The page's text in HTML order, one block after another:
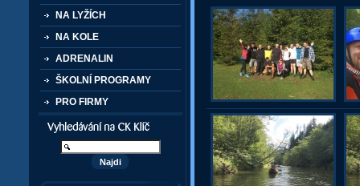
NA LYŽÍCH
NA KOLE
ADRENALIN
ŠKOLNÍ PROGRAMY
PRO FIRMY
Vyhledávání kurzů a akcí